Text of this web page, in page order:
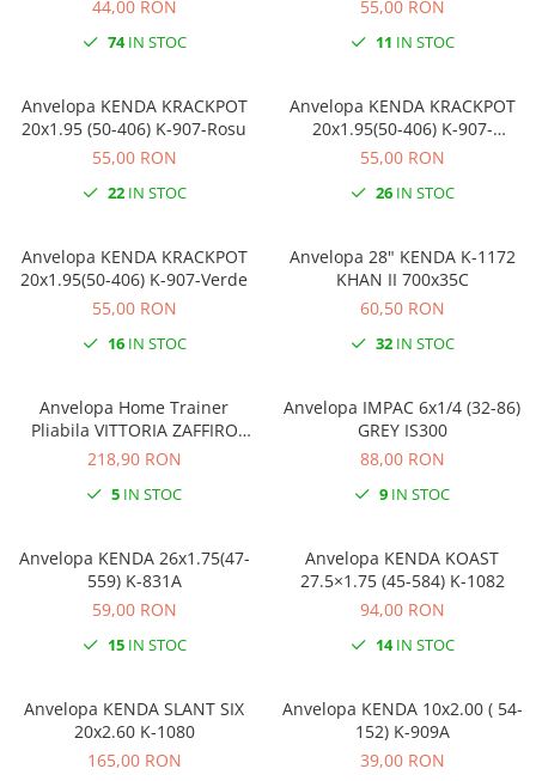
44,00 RON
74IN STOC
55,00 RON
11 IN STOC
Anvelopa KENDA KRACKPOT
20x1.95 (50-406) K-907-Rosu
55,00 RON
22IN STOC
Anvelopa KENDA KRACKPOT
20x1.95(50-406) K-907-
Portocaliu
55,00 RON
26IN STOC
Anvelopa KENDA KRACKPOT
20x1.95(50-406) K-907-Verde
55,00 RON
16IN STOC
Anvelopa 28" KENDA K-1172
KHAN II 700x35C
60,50 RON
32IN STOC
Anvelopa Home Trainer
Pliabila VITTORIA ZAFFIRO
PRO 23-622 700x23 Rosu
218,90 RON
5 IN STOC
Anvelopa IMPAC 6x1/4 (32-86)
GREY IS300
88,00 RON
9 IN STOC
Anvelopa KENDA 26x1.75(47-
559) K-831A
59,00 RON
15IN STOC
Anvelopa KENDA KOAST
27.5×1.75 (45-584) K-1082
94,00 RON
14IN STOC
Anvelopa KENDA SLANT SIX
20x2.60 K-1080
165,00 RON
Anvelopa KENDA 10x2.00 ( 54-
152) K-909A
39,00 RON